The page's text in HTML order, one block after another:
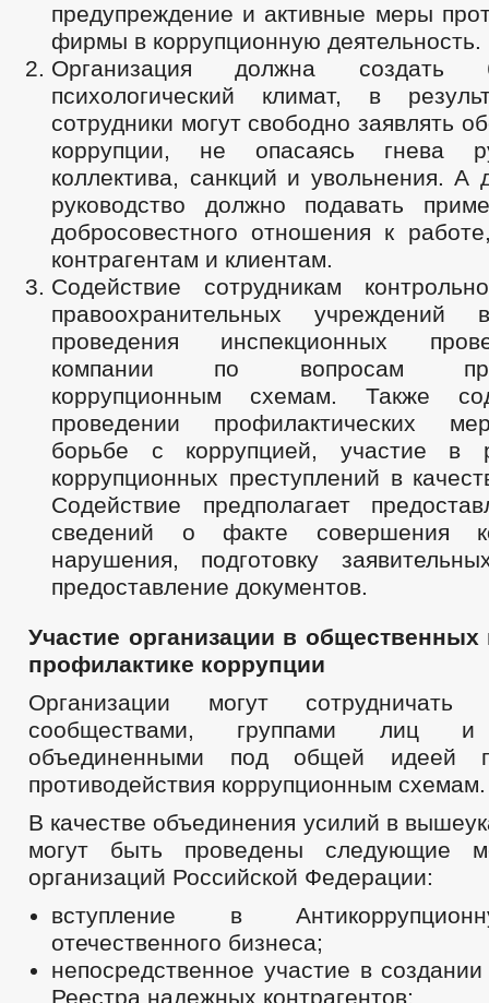
предупреждение и активные меры
фирмы в коррупционную деятельность.
Организация должна создать
психологический климат, в
сотрудники могут свободно заявлять
коррупции, не опасаясь гнева
коллектива, санкций и увольнения. А
руководство должно подавать
добросовестного отношения к
контрагентам и клиентам.
Содействие сотрудникам
правоохранительных учреждений
проведения инспекционных
компании по вопросам
коррупционным схемам. Также
проведении профилактических
борьбе с коррупцией, участие в
коррупционных преступлений в
Содействие предполагает
сведений о факте совершения
нарушения, подготовку
предоставление документов.
Участие организации в общественных
профилактике коррупции
Организации могут
сообществами, группами лиц и
объединенными под общей идеей
противодействия коррупционным схемам.
В качестве объединения усилий в
могут быть проведены следующие
организаций Российской Федерации:
вступление в
отечественного бизнеса;
непосредственное участие в
Реестра надежных контрагентов;